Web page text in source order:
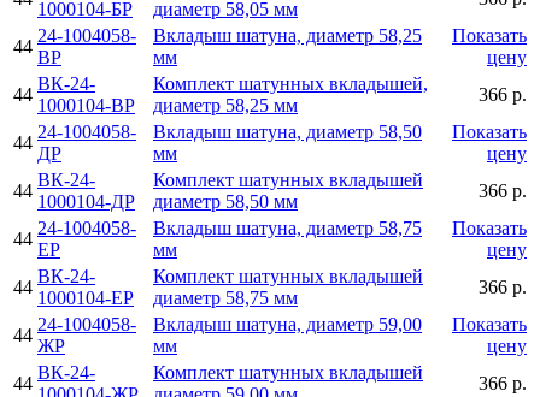
1000104-БР
диаметр 58,05 мм
44
24-1004058-
ВР
Вкладыш шатуна, диаметр 58,25
мм
Показать
цену
44
ВК-24-
1000104-ВР
Комплект шатунных вкладышей,
диаметр 58,25 мм
366 р.
44
24-1004058-
ДР
Вкладыш шатуна, диаметр 58,50
мм
Показать
цену
44
ВК-24-
1000104-ДР
Комплект шатунных вкладышей
диаметр 58,50 мм
366 р.
44
24-1004058-
ЕР
Вкладыш шатуна, диаметр 58,75
мм
Показать
цену
44
ВК-24-
1000104-ЕР
Комплект шатунных вкладышей
диаметр 58,75 мм
366 р.
44
24-1004058-
ЖР
Вкладыш шатуна, диаметр 59,00
мм
Показать
цену
44
ВК-24-
Комплект шатунных вкладышей
366 р.